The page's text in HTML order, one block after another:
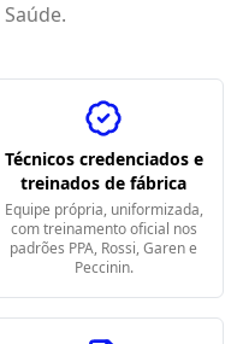
Saúde.
Técnicos credenciados e
treinados de fábrica
Equipe própria, uniformizada,
com treinamento oficial nos
padrões PPA, Rossi, Garen e
Peccinin.